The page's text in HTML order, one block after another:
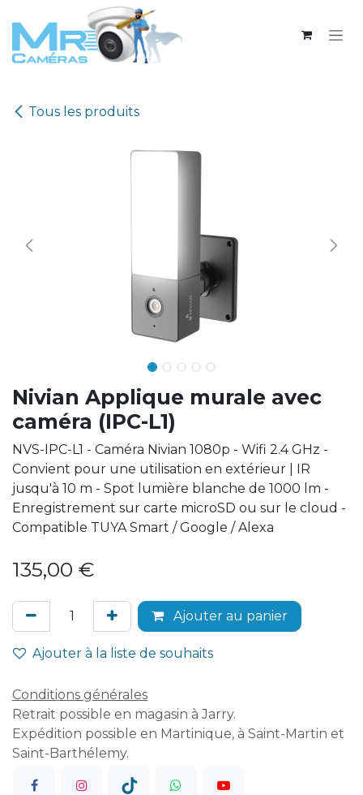
Se rendre au contenu
Tous les produits
Nivian Applique murale avec
caméra (IPC-L1)
NVS-IPC-L1 - Caméra Nivian 1080p - Wifi 2.4 GHz -
Convient pour une utilisation en extérieur | IR
jusqu'à 10 m - Spot lumière blanche de 1000 lm -
Enregistrement sur carte microSD ou sur le cloud -
Compatible TUYA Smart / Google / Alexa
135,00 €
Ajouter au panier
Ajouter à la liste de souhaits
Conditions générales
Retrait possible en magasin à Jarry.
Expédition possible en Martinique, à Saint-Martin et
Saint-Barthélemy.